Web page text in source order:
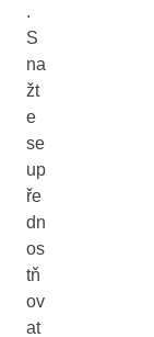
.
S
na
žt
e
se
up
ře
dn
os
tň
ov
at